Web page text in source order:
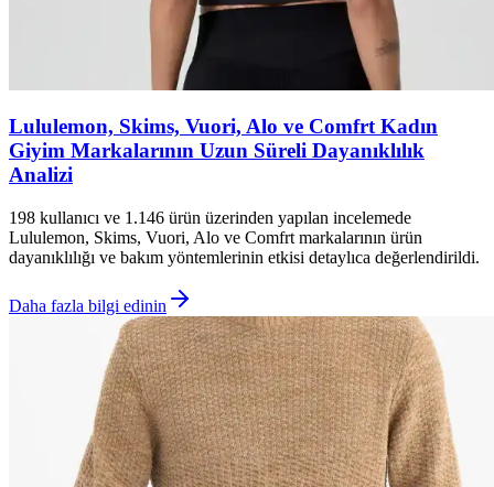
Lululemon, Skims, Vuori, Alo ve Comfrt Kadın
Giyim Markalarının Uzun Süreli Dayanıklılık
Analizi
198 kullanıcı ve 1.146 ürün üzerinden yapılan incelemede
Lululemon, Skims, Vuori, Alo ve Comfrt markalarının ürün
dayanıklılığı ve bakım yöntemlerinin etkisi detaylıca değerlendirildi.
Daha fazla bilgi edinin